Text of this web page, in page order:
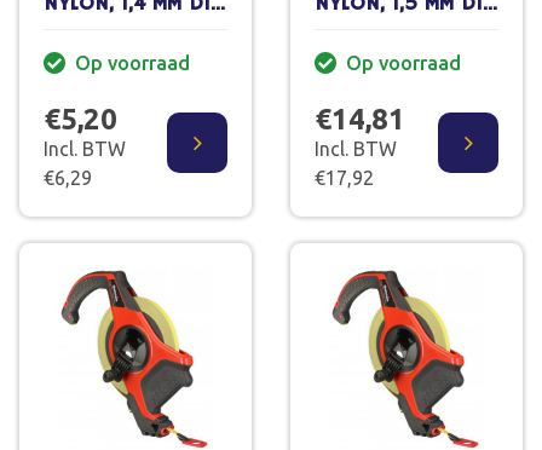
METER.
Op voorraad
€5,20
Incl. BTW
€6,29
METER, GEVLOCHTE
Op voorraad
€14,81
Incl. BTW
€17,92